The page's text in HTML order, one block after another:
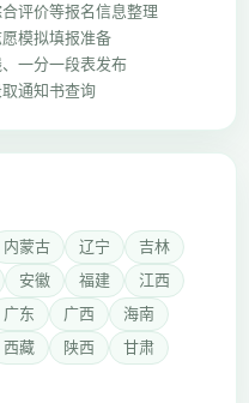
评价等报名信息整理
模拟填报准备
一分一段表发布
通知书查询
内蒙古 辽宁
吉林
安徽 福建
江西
广东 广西
海南
西藏 陕西
甘肃